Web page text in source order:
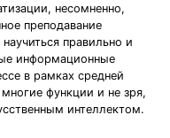
несомненно,
преподавание
правильно и
информационные
в рамках средней
функции и не зря,
интеллектом.